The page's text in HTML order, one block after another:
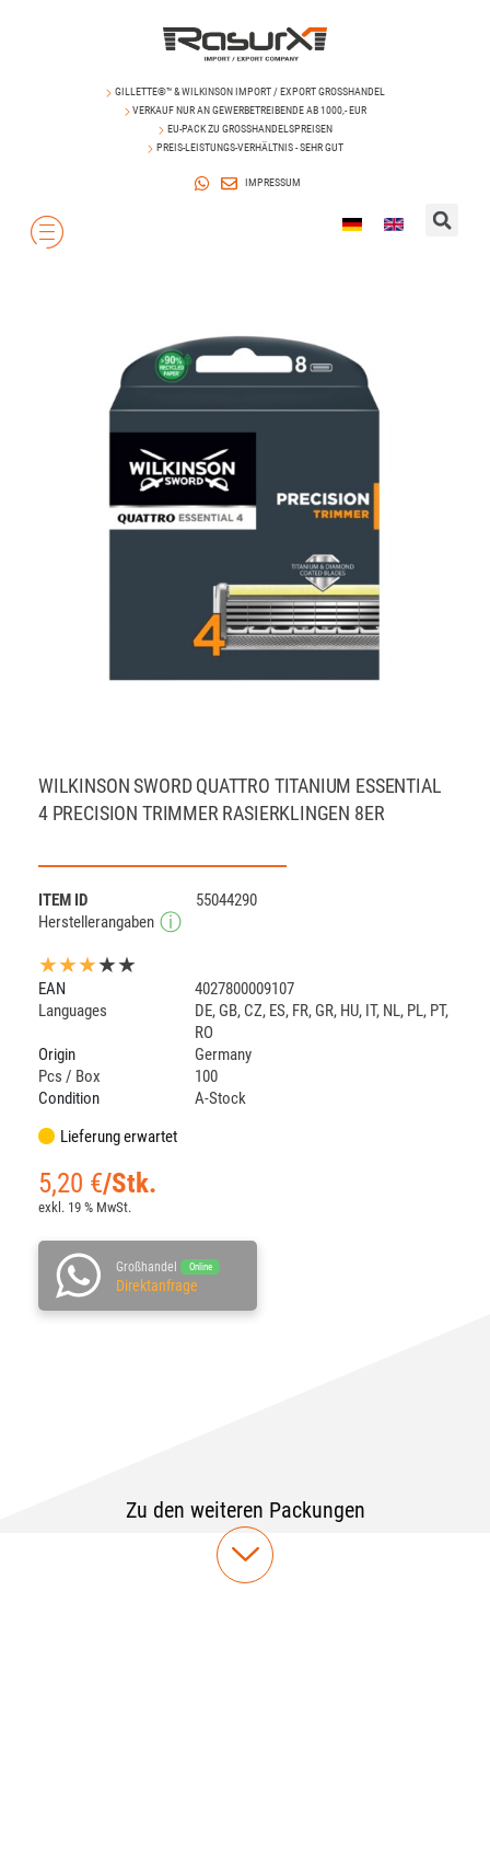
GILLETTE®™ & WILKINSON IMPORT / EXPORT GROSSHANDEL
VERKAUF NUR AN GEWERBETREIBENDE AB 1000,- EUR
EU-PACK ZU GROSSHANDELSPREISEN
PREIS-LEISTUNGS-VERHÄLTNIS - SEHR GUT
IMPRESSUM
WILKINSON SWORD QUATTRO TITANIUM ESSENTIAL
4 PRECISION TRIMMER RASIERKLINGEN 8ER
ITEM ID
55044290
Herstellerangaben
★★★★★
EAN
4027800009107
Languages
DE, GB, CZ, ES, FR, GR, HU, IT, NL, PL, PT,
RO
Origin
Germany
Pcs / Box
100
Condition
A-Stock
Lieferung erwartet
5,20 €/Stk.
exkl. 19 % MwSt.
Großhandel Online
Direktanfrage
Zu den weiteren Packungen